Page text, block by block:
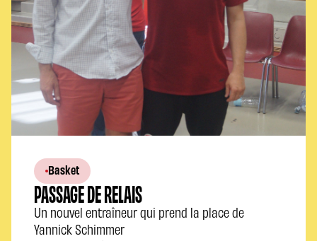
Basket
PASSAGE DE RELAIS
Un nouvel entraîneur qui prend la place de
Yannick Schimmer